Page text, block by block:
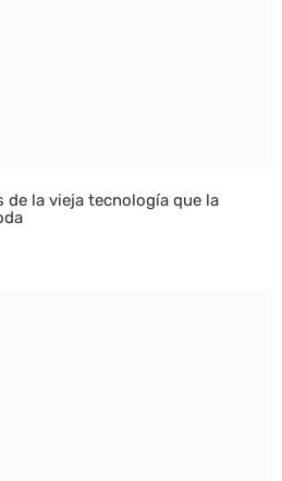
de la vieja tecnología que la